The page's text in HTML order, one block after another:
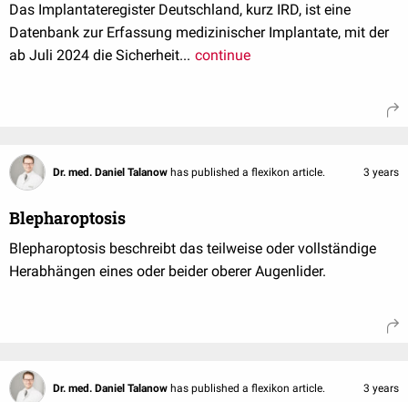
Das Implantateregister Deutschland, kurz IRD, ist eine
Datenbank zur Erfassung medizinischer Implantate, mit der
ab Juli 2024 die Sicherheit... continue
Dr. med. Daniel Talanow has published a flexikon article. 3 years
Blepharoptosis
Blepharoptosis beschreibt das teilweise oder vollständige
Herabhängen eines oder beider oberer Augenlider.
Dr. med. Daniel Talanow has published a flexikon article. 3 years